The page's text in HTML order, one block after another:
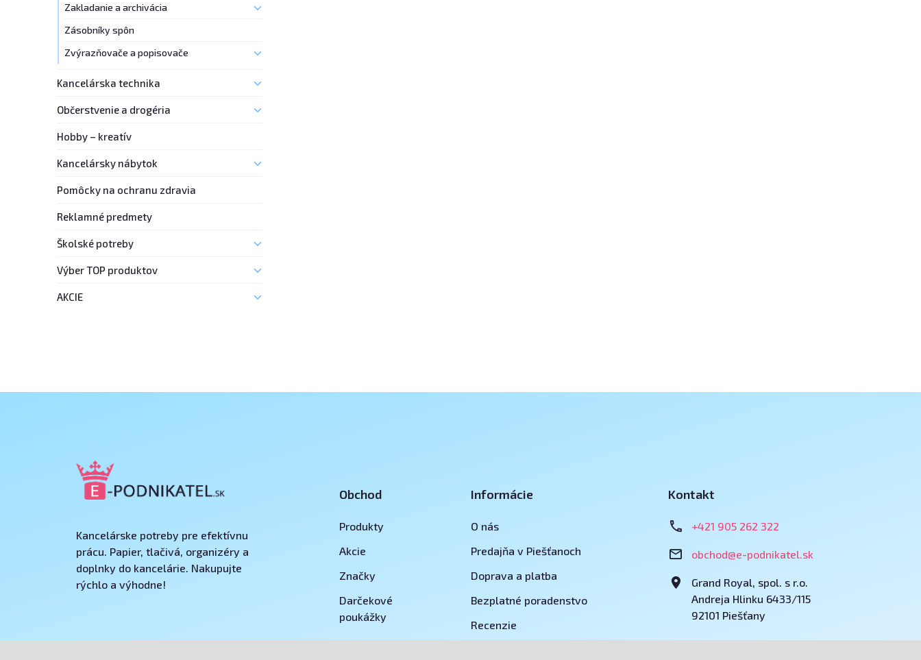
Zakladanie a archivácia
Zásobníky spôn
Zvýrazňovače a popisovače
Kancelárska technika
Občerstvenie a drogéria
Hobby – kreatív
Kancelársky nábytok
Pomôcky na ochranu zdravia
Reklamné predmety
Školské potreby
Výber TOP produktov
AKCIE
Kancelárske potreby pre efektívnu
prácu. Papier, tlačivá, organizéry a
doplnky do kancelárie. Nakupujte
rýchlo a výhodne!
Obchod
Produkty
Akcie
Značky
Darčekové
poukážky
Informácie
O nás
Predajňa v Piešťanoch
Doprava a platba
Bezplatné poradenstvo
Recenzie
Kontakt
+421 905 262 322
obchod@e-podnikatel.sk
Grand Royal, spol. s r.o.
Andreja Hlinku 6433/115
92101 Piešťany